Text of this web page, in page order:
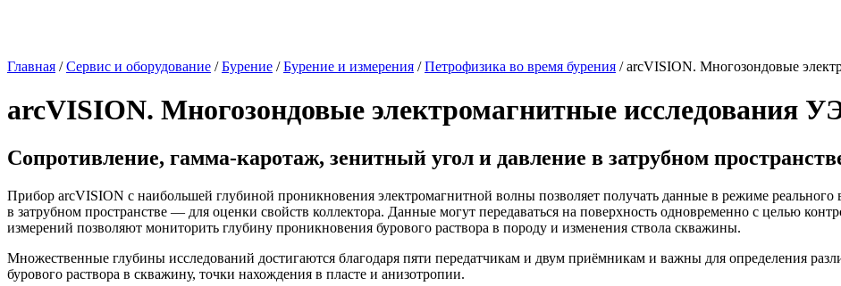
Главная /Сервис и оборудование /Бурение /Бурение и измерения /Петрофизика во время бурения /arcVISION. Многозондовые
arcVISION. Многозондовые электромагнитные исследования
Сопротивление, гамма-каротаж, зенитный угол и давление в затрубном
Прибор arcVISION с наибольшей глубиной проникновения электромагнитной волны позволяет получать данные в режиме
в затрубном пространстве — для оценки свойств коллектора. Данные могут передаваться на поверхность одновременно с целью
измерений позволяют мониторить глубину проникновения бурового раствора в породу и изменения ствола скважины.
Множественные глубины исследований достигаются благодаря пяти передатчикам и двум приёмникам и важны для определения
бурового раствора в скважину, точки нахождения в пласте и анизотропии.